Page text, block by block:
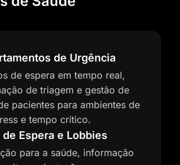
de Urgência
de espera em tempo real,
de triagem e gestão de
pacientes para ambientes de
e tempo crítico.
de Espera e Lobbies
para a saúde, informação